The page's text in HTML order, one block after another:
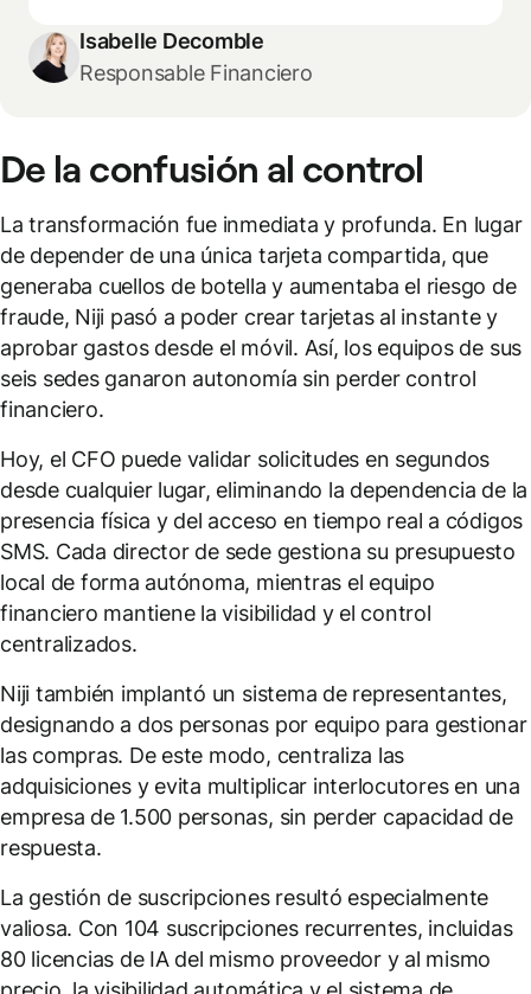
Isabelle Decomble
Responsable Financiero
De la confusión al control
La transformación fue inmediata y profunda. En lugar
de depender de una única tarjeta compartida, que
generaba cuellos de botella y aumentaba el riesgo de
fraude, Niji pasó a poder crear tarjetas al instante y
aprobar gastos desde el móvil. Así, los equipos de sus
seis sedes ganaron autonomía sin perder control
financiero.
Hoy, el CFO puede validar solicitudes en segundos
desde cualquier lugar, eliminando la dependencia de la
presencia física y del acceso en tiempo real a códigos
SMS. Cada director de sede gestiona su presupuesto
local de forma autónoma, mientras el equipo
financiero mantiene la visibilidad y el control
centralizados.
Niji también implantó un sistema de representantes,
designando a dos personas por equipo para gestionar
las compras. De este modo, centraliza las
adquisiciones y evita multiplicar interlocutores en una
empresa de 1.500 personas, sin perder capacidad de
respuesta.
La gestión de suscripciones resultó especialmente
valiosa. Con 104 suscripciones recurrentes, incluidas
80 licencias de IA del mismo proveedor y al mismo